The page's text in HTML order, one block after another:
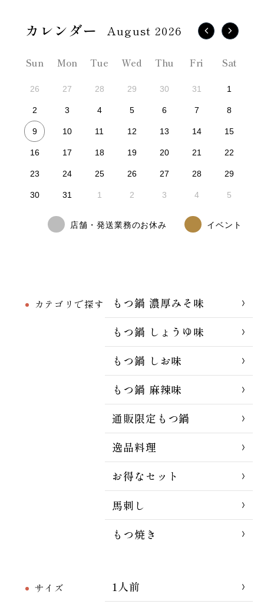
カテゴリで探す
もつ鍋 濃厚みそ味
もつ鍋 しょうゆ味
もつ鍋 しお味
もつ鍋 麻辣味
通販限定もつ鍋
逸品料理
お得なセット
馬刺し
もつ焼き
サイズ
1人前
August 2026
Sun Mon Tue Wed Thu Fri Sat
26 27 28 29 30 31 1
2 3 4 5 6 7 8
9 10 11 12 13 14 15
16 17 18 19 20 21 22
23 24 25 26 27 28 29
30 31 1 2 3 4 5
店舗・発送業務のお休み イベント